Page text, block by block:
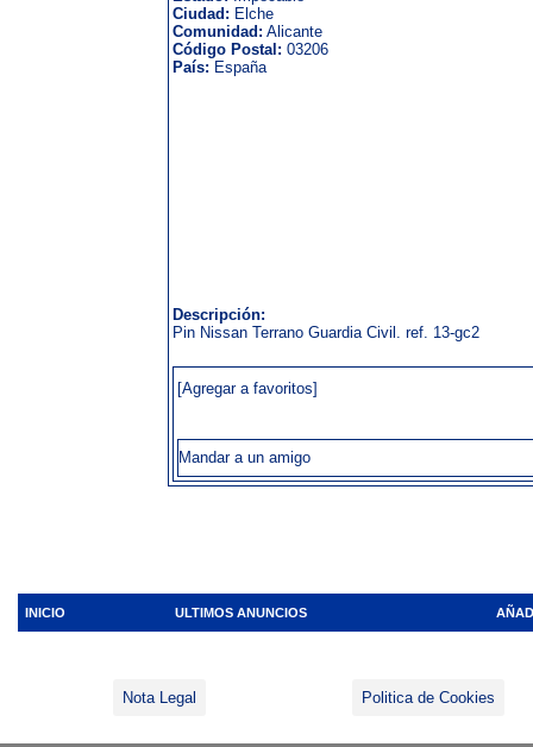
Ciudad: Elche
Comunidad: Alicante
Código Postal: 03206
País: España
Descripción:
Pin Nissan Terrano Guardia Civil. ref. 13-gc2
[Agregar a favoritos]
Mandar a un amigo
INICIO ULTIMOS ANUNCIOS
Nota Legal Politica de Cookies